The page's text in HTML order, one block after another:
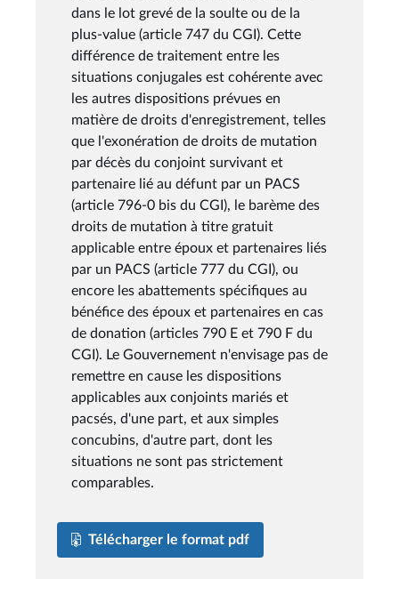
dans le lot grevé de la soulte ou de la
plus-value (article 747 du CGI). Cette
différence de traitement entre les
situations conjugales est cohérente avec
les autres dispositions prévues en
matière de droits d'enregistrement, telles
que l'exonération de droits de mutation
par décès du conjoint survivant et
partenaire lié au défunt par un PACS
(article 796-0 bis du CGI), le barème des
droits de mutation à titre gratuit
applicable entre époux et partenaires liés
par un PACS (article 777 du CGI), ou
encore les abattements spécifiques au
bénéfice des époux et partenaires en cas
de donation (articles 790 E et 790 F du
CGI). Le Gouvernement n'envisage pas de
remettre en cause les dispositions
applicables aux conjoints mariés et
pacsés, d'une part, et aux simples
concubins, d'autre part, dont les
situations ne sont pas strictement
comparables.
Télécharger le format pdf